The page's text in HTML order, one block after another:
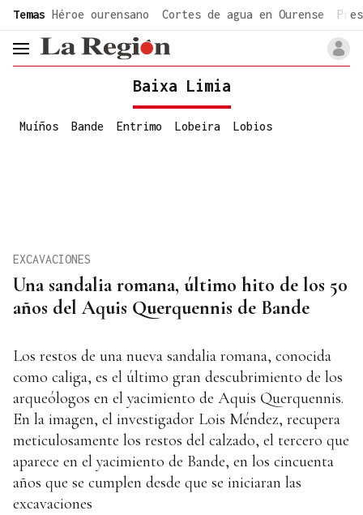
common.go-to-content
Temas Héroe ourensano Cortes de agua en Ourense
header.menu.open
Baixa Limia
Muíños Bande Entrimo Lobeira Lobios
Una sandalia romana, último hito de los 50
años del Aquis Querquennis de Bande
EXCAVACIONES
Los restos de una nueva sandalia romana, conocida
como caliga, es el último gran descubrimiento de los
arqueólogos en el yacimiento de Aquis Querquennis.
En la imagen, el investigador Lois Méndez, recupera
meticulosamente los restos del calzado, el tercero que
aparece en el yacimiento de Bande, en los cincuenta
años que se cumplen desde que se iniciaran las
excavaciones